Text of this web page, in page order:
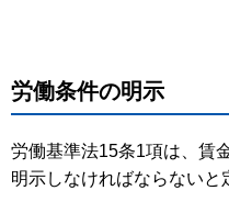
労働条件の明示
労働基準法15条1項は、賃
明示しなければならないと